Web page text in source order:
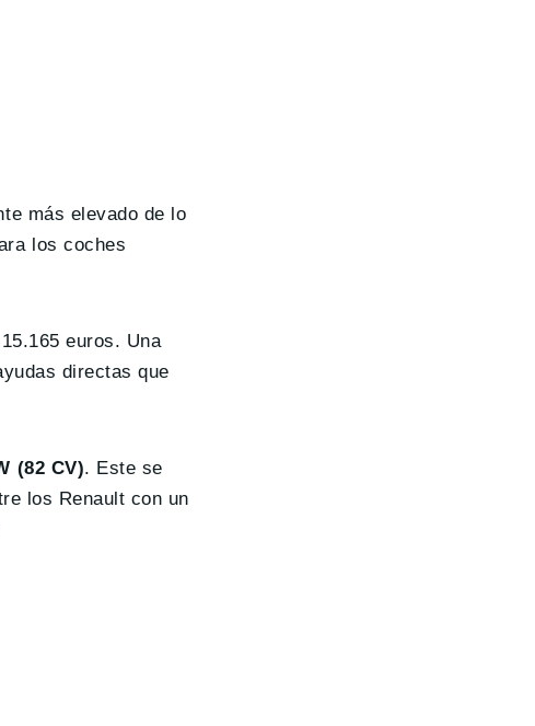
más elevado de lo
los coches
euros. Una
directas que
(82 CV). Este se
los Renault con un